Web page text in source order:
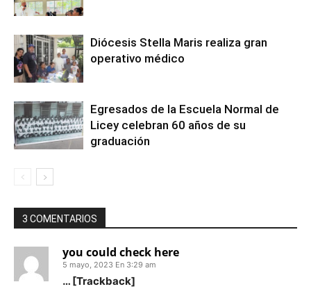
Diócesis Stella Maris realiza gran
operativo médico
Egresados de la Escuela Normal de
Licey celebran 60 años de su
graduación
3 COMENTARIOS
you could check here
5 mayo, 2023 En 3:29 am
… [Trackback]